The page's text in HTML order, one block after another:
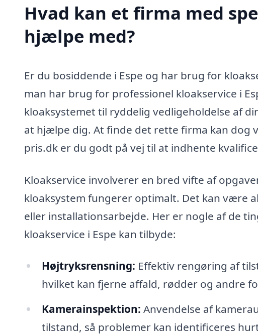
Hvad kan et firma med
hjælpe med?
Er du bosiddende i Espe og har brug for
man har brug for professionel kloakservice i
kloaksystemet til ryddelig vedligeholdelse af
at hjælpe dig. At finde det rette firma kan dog
pris.dk er du godt på vej til at indhente
Kloakservice involverer en bred vifte af
kloaksystem fungerer optimalt. Det kan være
eller installationsarbejde. Her er nogle af de
kloakservice i Espe kan tilbyde:
Højtryksrensning: Effektiv rengøring af
hvilket kan fjerne affald, rødder og andre
Kamerainspektion: Anvendelse af
tilstand, så problemer kan identificeres